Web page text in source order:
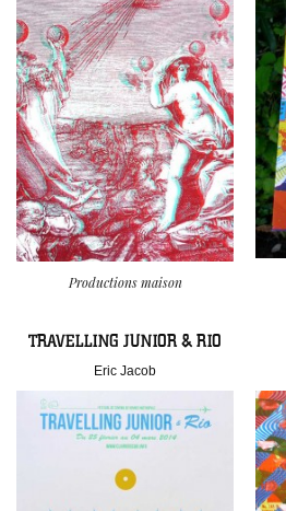
Productions maison
TRAVELLING JUNIOR & RIO
Eric Jacob